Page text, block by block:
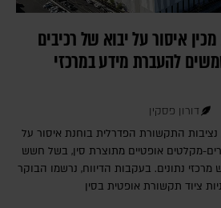
איסור על יבוא של רכיבים
להעברת מידע במרכזי
דורון פסקין
נציבות התקשורת הפדרלית בוחנת איסור על
מקלטים אופטיים מתוצרת סין, בשל חשש
מרכזי נתונים. בעקבות הדיווח, נרשמו הבוקר
ציוד תקשורת אופטית בסין